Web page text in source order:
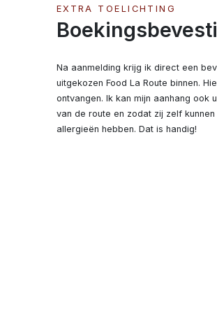
EXTRA TOELICHTING
Na aanmelding krijg ik direct een
uitgekozen Food La Route binnen.
ontvangen. Ik kan mijn aanhang ook
van de route en zodat zij zelf
allergieën hebben. Dat is handig!